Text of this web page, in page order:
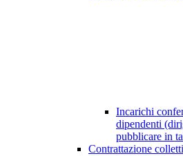
Incarichi
dipendenti
pubblicare in
Contrattazione